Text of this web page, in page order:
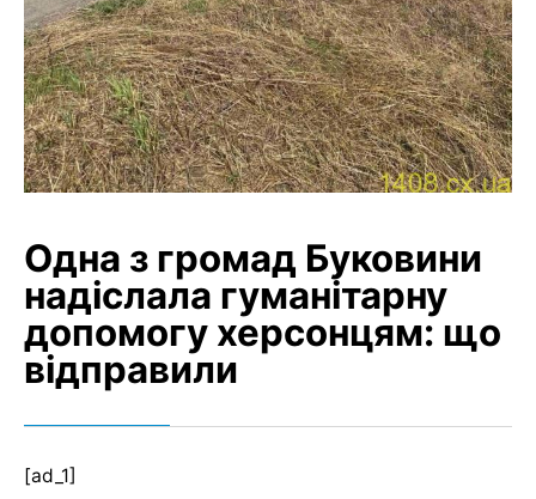
Одна з громад Буковини
надіслала гуманітарну
допомогу херсонцям: що
відправили
[ad_1]